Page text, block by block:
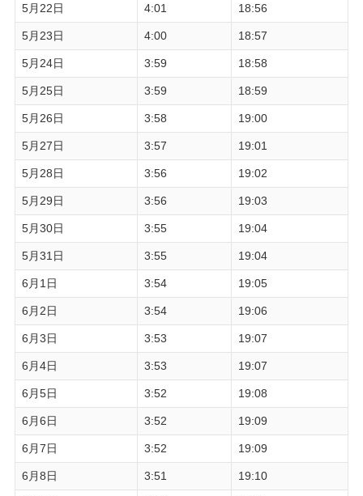
5月22日 4:01 18:56
5月23日 4:00 18:57
5月24日 3:59 18:58
5月25日 3:59 18:59
5月26日 3:58 19:00
5月27日 3:57 19:01
5月28日 3:56 19:02
5月29日 3:56 19:03
5月30日 3:55 19:04
5月31日 3:55 19:04
6月1日 3:54 19:05
6月2日 3:54 19:06
6月3日 3:53 19:07
6月4日 3:53 19:07
6月5日 3:52 19:08
6月6日 3:52 19:09
6月7日 3:52 19:09
6月8日 3:51 19:10